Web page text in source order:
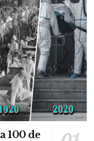
100 de